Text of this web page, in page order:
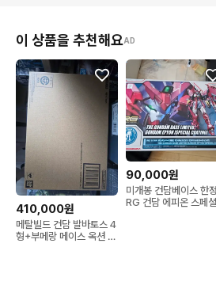
이 상품을 추천해요AD
410,000원
메탈빌드 건담 발바토스 4
형+부메랑 메이스 옥션 한
90,000원
미개봉 건담베이스 한정
RG 건담 에피온 스페